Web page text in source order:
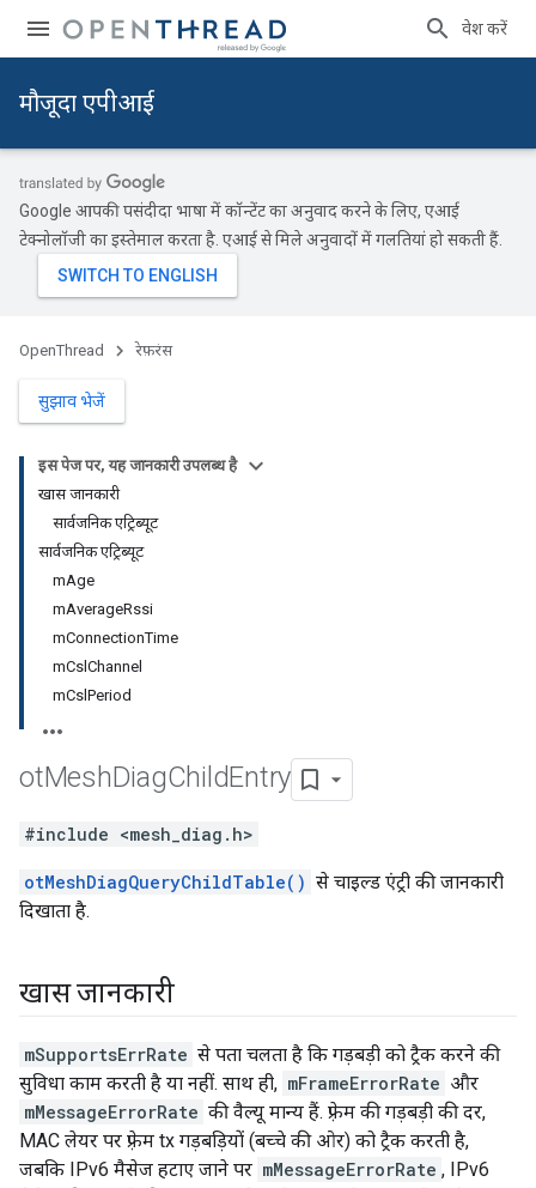
प्रवेश करें
मौजूदा एपीआई
Google आपकी पसंदीदा भाषा में कॉन्टेंट का अनुवाद करने के लिए, एआई
टेक्नोलॉजी का इस्तेमाल करता है. एआई से मिले अनुवादों में गलतियां हो सकती हैं.
OpenThread रेफ़रंस
सुझाव भेजें
इस पेज पर, यह जानकारी उपलब्ध है
खास जानकारी
सार्वजनिक एट्रिब्यूट
सार्वजनिक एट्रिब्यूट
mAge
mAverageRssi
mConnectionTime
mCslChannel
mCslPeriod
otMeshDiagChildEntry
#include <mesh_diag.h>
otMeshDiagQueryChildTable() से चाइल्ड एंट्री की जानकारी
दिखाता है.
खास जानकारी
mSupportsErrRate से पता चलता है कि गड़बड़ी को ट्रैक करने की
सुविधा काम करती है या नहीं. साथ ही, mFrameErrorRate और
mMessageErrorRate की वैल्यू मान्य हैं. फ़्रेम की गड़बड़ी की दर,
MAC लेयर पर फ़्रेम tx गड़बड़ियों (बच्चे की ओर) को ट्रैक करती है,
जबकि IPv6 मैसेज हटाए जाने पर mMessageErrorRate , IPv6